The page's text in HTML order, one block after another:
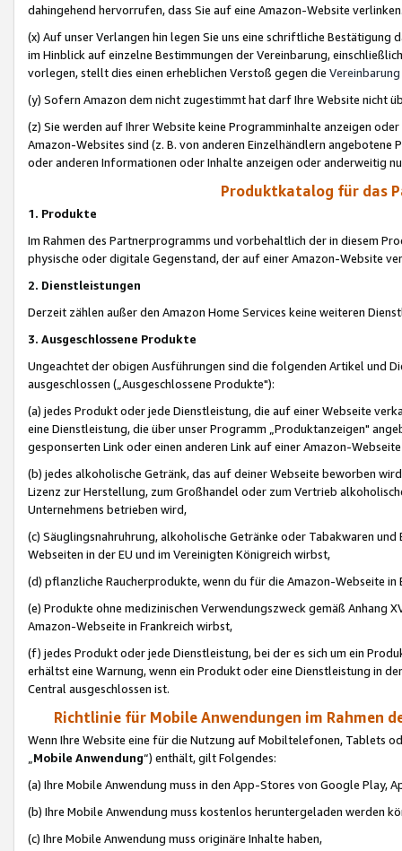
dahingehend hervorrufen, dass Sie auf eine Amazon-Website
(x) Auf unser Verlangen hin legen Sie uns eine schriftliche
im Hinblick auf einzelne Bestimmungen der Vereinbarung,
vorlegen, stellt dies einen erheblichen Verstoß gegen die Vereinbarung
(y) Sofern Amazon dem nicht zugestimmt hat darf Ihre Website nicht
(z) Sie werden auf Ihrer Website keine Programminhalte anzeigen
Amazon-Websites sind (z. B. von anderen Einzelhändlern
oder anderen Informationen oder Inhalte anzeigen oder anderweitig
Produktkatalog für das
1. Produkte
Im Rahmen des Partnerprogramms und vorbehaltlich der in diesem
physische oder digitale Gegenstand, der auf einer Amazon-Website
2. Dienstleistungen
Derzeit zählen außer den Amazon Home Services keine weiteren
3. Ausgeschlossene Produkte
Ungeachtet der obigen Ausführungen sind die folgenden Artikel und
ausgeschlossen („Ausgeschlossene Produkte"):
(a) jedes Produkt oder jede Dienstleistung, die auf einer Webseite
eine Dienstleistung, die über unser Programm „Produktanzeigen"
gesponserten Link oder einen anderen Link auf einer Amazon-
(b) jedes alkoholische Getränk, das auf deiner Webseite beworben
Lizenz zur Herstellung, zum Großhandel oder zum Vertrieb
Unternehmens betrieben wird,
(c) Säuglingsnahruhrung, alkoholische Getränke oder Tabakwaren
Webseiten in der EU und im Vereinigten Königreich wirbst,
(d) pflanzliche Raucherprodukte, wenn du für die Amazon-Webseite in
(e) Produkte ohne medizinischen Verwendungszweck gemäß Anhang
Amazon-Webseite in Frankreich wirbst,
(f) jedes Produkt oder jede Dienstleistung, bei der es sich um ein
erhältst eine Warnung, wenn ein Produkt oder eine Dienstleistung in
Central ausgeschlossen ist.
Richtlinie für Mobile Anwendungen im Rahmen
Wenn Ihre Website eine für die Nutzung auf Mobiltelefonen, Tablets
„Mobile Anwendung“) enthält, gilt Folgendes:
(a) Ihre Mobile Anwendung muss in den App-Stores von Google Play,
(b) Ihre Mobile Anwendung muss kostenlos heruntergeladen werden
(c) Ihre Mobile Anwendung muss originäre Inhalte haben,